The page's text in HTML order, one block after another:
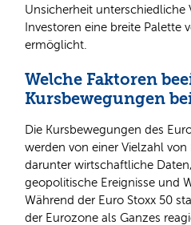
Unsicherheit unterschiedliche
Investoren eine breite Palette
ermöglicht.
Welche Faktoren
Kursbewegungen
Die Kursbewegungen des
werden von einer Vielzahl
darunter wirtschaftliche
geopolitische Ereignisse und
Während der Euro Stoxx 50
der Eurozone als Ganzes